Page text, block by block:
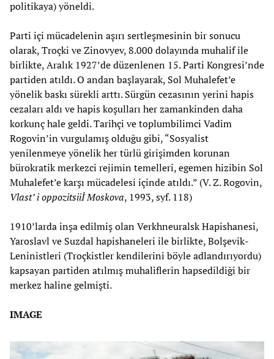
politikaya) yöneldi.
Parti içi mücadelenin aşırı sertleşmesinin bir sonucu
olarak, Troçki ve Zinovyev, 8.000 dolayında muhalif ile
birlikte, Aralık 1927’de düzenlenen 15. Parti Kongresi’nde
partiden atıldı. O andan başlayarak, Sol Muhalefet’e
yönelik baskı sürekli arttı. Sürgün cezasının yerini hapis
cezaları aldı ve hapis koşulları her zamankinden daha
korkunç hale geldi. Tarihçi ve toplumbilimci Vadim
Rogovin’in vurgulamış olduğu gibi, “Sosyalist
yenilenmeye yönelik her türlü girişimden korunan
bürokratik merkezci rejimin temelleri, egemen hizibin Sol
Muhalefet’e karşı mücadelesi içinde atıldı.” (V. Z. Rogovin,
Vlast’ i oppozitsiiİ Moskova, 1993, syf. 118)
1910’larda inşa edilmiş olan Verkhneuralsk Hapishanesi,
Yaroslavl ve Suzdal hapishaneleri ile birlikte, Bolşevik-
Leninistleri (Troçkistler kendilerini böyle adlandırıyordu)
kapsayan partiden atılmış muhaliflerin hapsedildiği bir
merkez haline gelmişti.
IMAGE